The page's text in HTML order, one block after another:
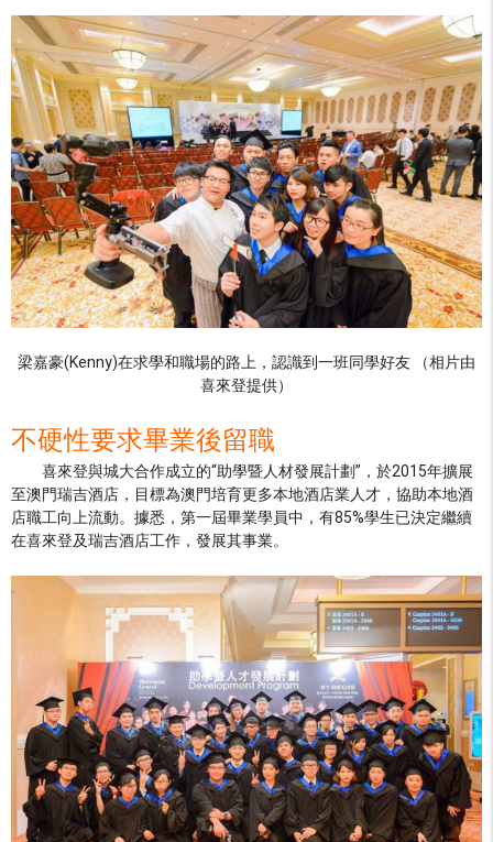
梁嘉豪(Kenny)在求學和職場的路上，認識到一班同學好友 （相片由
喜來登提供）
不硬性要求畢業後留職
喜來登與城大合作成立的“助學暨人材發展計劃”，於2015年擴展
至澳門瑞吉酒店，目標為澳門培育更多本地酒店業人才，協助本地酒
店職工向上流動。據悉，第一屆畢業學員中，有85%學生已決定繼續
在喜來登及瑞吉酒店工作，發展其事業。